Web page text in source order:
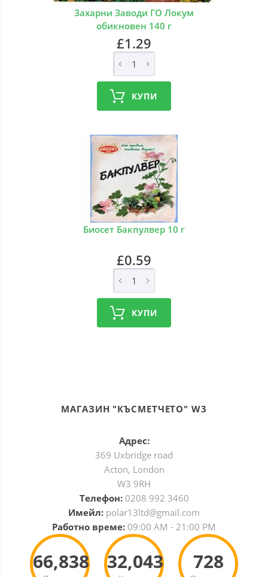
Захарни Заводи ГО Локум
обикновен 140 г
£1.29
КУПИ
Биосет Бакпулвер 10 г
£0.59
КУПИ
МАГАЗИН "КЪСМЕТЧЕТО" W3
Адрес:
369 Uxbridge road
Acton, London
W3 9RH
Телефон: 0208 992 3460
Имейл: polar13ltd@gmail.com
Работно време: 09:00 AM - 21:00 PM
66,838 32,043 728